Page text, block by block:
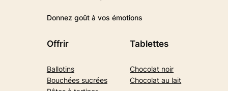
Donnez goût à vos émotions
Offrir
Ballotins
Bouchées sucrées
Tablettes
Chocolat noir
Chocolat au lait